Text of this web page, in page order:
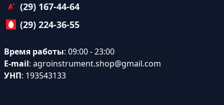
(29) 167-44-64
(29) 224-36-55
Время работы: 09:00 - 23:00
E-mail: agroinstrument.shop@gmail.com
УНП: 193543133